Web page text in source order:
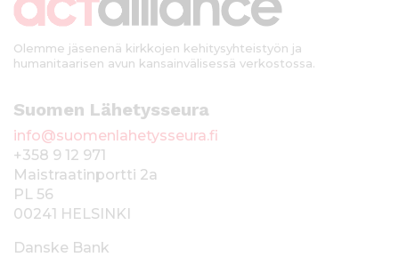
Olemme jäsenenä kirkkojen kehitysyhteistyön ja
humanitaarisen avun kansainvälisessä verkostossa.
Suomen Lähetysseura
info@suomenlahetysseura.fi
+358 9 12 971
Maistraatinportti 2a
PL 56
00241 HELSINKI
Danske Bank